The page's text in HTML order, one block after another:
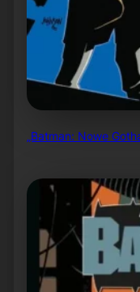
„Batman: Nowe